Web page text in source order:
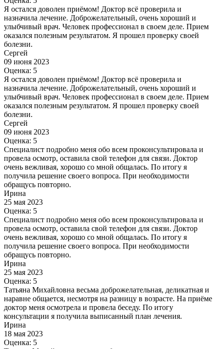
Я остался доволен приёмом! Доктор всё проверила и
назначила лечение. Доброжелательный, очень хороший и
улыбчивый врач. Человек профессионал в своем деле. Прием
оказался полезным результатом. Я прошел проверку своей
болезни.
Сергей
09 июня 2023
Оценка: 5
Я остался доволен приёмом! Доктор всё проверила и
назначила лечение. Доброжелательный, очень хороший и
улыбчивый врач. Человек профессионал в своем деле. Прием
оказался полезным результатом. Я прошел проверку своей
болезни.
Сергей
09 июня 2023
Оценка: 5
Специалист подробно меня обо всем проконсультировала и
провела осмотр, оставила свой телефон для связи. Доктор
очень вежливая, хорошо со мной общалась. По итогу я
получила решение своего вопроса. При необходимости
обращусь повторно.
Ирина
25 мая 2023
Оценка: 5
Специалист подробно меня обо всем проконсультировала и
провела осмотр, оставила свой телефон для связи. Доктор
очень вежливая, хорошо со мной общалась. По итогу я
получила решение своего вопроса. При необходимости
обращусь повторно.
Ирина
25 мая 2023
Оценка: 5
Татьяна Михайловна весьма доброжелательная, деликатная и
наравне общается, несмотря на разницу в возрасте. На приёме
доктор меня осмотрела и провела беседу. По итогу
консультации я получила выписанный план лечения.
Ирина
18 мая 2023
Оценка: 5